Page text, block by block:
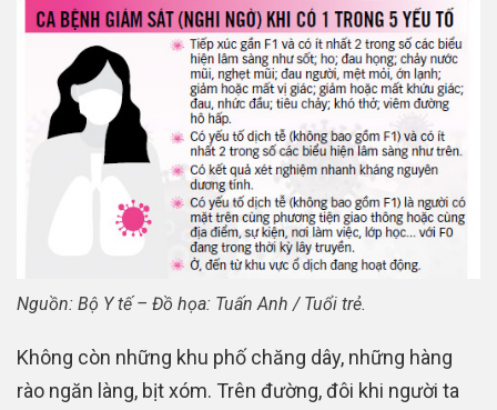
Nguồn: Bộ Y tế – Đồ họa: Tuấn Anh / Tuổi trẻ.
Không còn những khu phố chăng dây, những hàng
rào ngăn làng, bịt xóm. Trên đường, đôi khi người ta